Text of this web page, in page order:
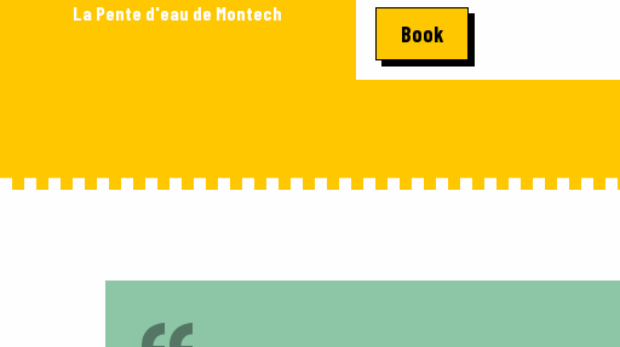
La Pente d'eau de Montech
Book